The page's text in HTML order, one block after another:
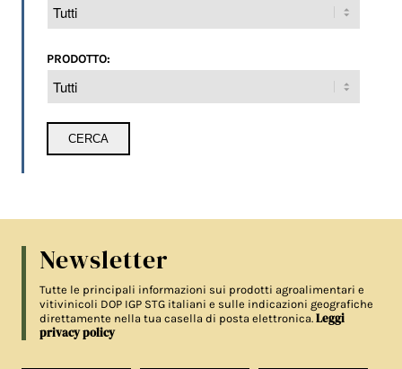
PRODOTTO:
Newsletter
Tutte le principali informazioni sui prodotti agroalimentari e
vitivinicoli DOP IGP STG italiani e sulle indicazioni geografiche
direttamente nella tua casella di posta elettronica.Leggi
privacy policy